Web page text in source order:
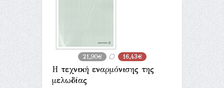
21,90€ 16,43€
Η τεχνική εναρμόνισης της
μελωδίας